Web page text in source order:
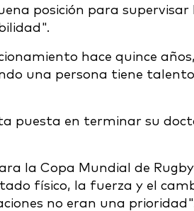
posición para supervisar
hace quince
una persona tiene
puesta en terminar su
la Copa Mundial de Rugby
físico, la fuerza y el
no eran una